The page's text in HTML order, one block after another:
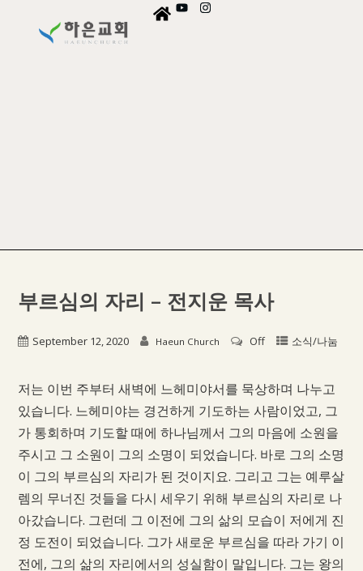
부르심의 자리 – 전지운 목사
September 12, 2020 Haeun Church Off 소식/나눔
저는 이번 주부터 새벽에 느헤미야서를 묵상하며 나누고
있습니다. 느헤미야는 경건하게 기도하는 사람이었고, 그
가 통회하며 기도할 때에 하나님께서 그의 마음에 소원을
주시고 그 소원이 그의 소명이 되었습니다. 바로 그의 소명
이 그의 부르심의 자리가 된 것이지요. 그리고 그는 예루살
렘의 무너진 것들을 다시 세우기 위해 부르심의 자리로 나
아갔습니다. 그런데 그 이전에 그의 삶의 모습이 저에게 진
정 도전이 되었습니다. 그가 새로운 부르심을 따라 가기 이
전에, 그의 삶의 자리에서의 성실함이 말입니다. 그는 왕의